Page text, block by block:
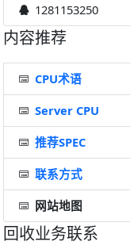
1281153250
内容推荐
CPU术语
Server CPU
推荐SPEC
联系方式
网站地图
回收业务联系